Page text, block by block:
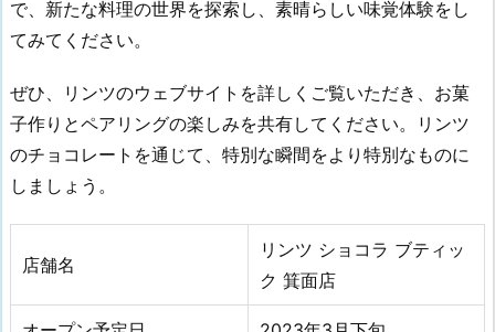
で、新たな料理の世界を探索し、素晴らしい味覚体験をし
てみてください。
ぜひ、リンツのウェブサイトを詳しくご覧いただき、お菓
子作りとペアリングの楽しみを共有してください。リンツ
のチョコレートを通じて、特別な瞬間をより特別なものに
しましょう。
店舗名
リンツ ショコラ ブティッ
ク 箕面店